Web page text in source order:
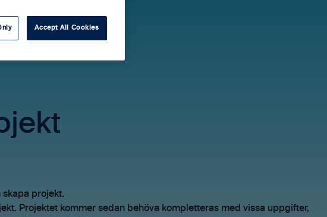
projekt.
Projektet kommer sedan behöva kompletteras med vissa uppgifter,
Accept All Cookies